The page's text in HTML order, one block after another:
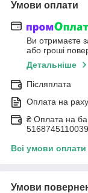
Умови оплати
Ви отримаєте
або гроші
Детальніше
Післяплата
Оплата на
₴ Оплата на
Всі умови оплати
Умови